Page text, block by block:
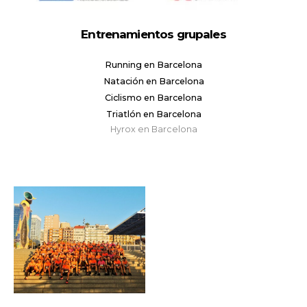
Entrenamientos grupales
Running en Barcelona
Natación en Barcelona
Ciclismo en Barcelona
Triatlón en Barcelona
Hyrox en Barcelona